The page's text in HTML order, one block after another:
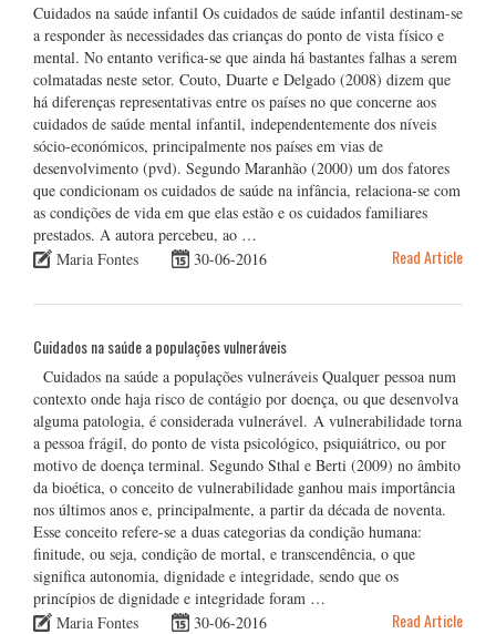
Cuidados na saúde infantil Os cuidados de saúde infantil destinam-se
a responder às necessidades das crianças do ponto de vista físico e
mental. No entanto verifica-se que ainda há bastantes falhas a serem
colmatadas neste setor. Couto, Duarte e Delgado (2008) dizem que
há diferenças representativas entre os países no que concerne aos
cuidados de saúde mental infantil, independentemente dos níveis
sócio-económicos, principalmente nos países em vias de
desenvolvimento (pvd). Segundo Maranhão (2000) um dos fatores
que condicionam os cuidados de saúde na infância, relaciona-se com
as condições de vida em que elas estão e os cuidados familiares
prestados. A autora percebeu, ao …
Maria Fontes
30-06-2016 Read Article
Cuidados na saúde a populações vulneráveis
Cuidados na saúde a populações vulneráveis Qualquer pessoa num
contexto onde haja risco de contágio por doença, ou que desenvolva
alguma patologia, é considerada vulnerável. A vulnerabilidade torna
a pessoa frágil, do ponto de vista psicológico, psiquiátrico, ou por
motivo de doença terminal. Segundo Sthal e Berti (2009) no âmbito
da bioética, o conceito de vulnerabilidade ganhou mais importância
nos últimos anos e, principalmente, a partir da década de noventa.
Esse conceito refere-se a duas categorias da condição humana:
finitude, ou seja, condição de mortal, e transcendência, o que
significa autonomia, dignidade e integridade, sendo que os
princípios de dignidade e integridade foram …
Maria Fontes
30-06-2016 Read Article